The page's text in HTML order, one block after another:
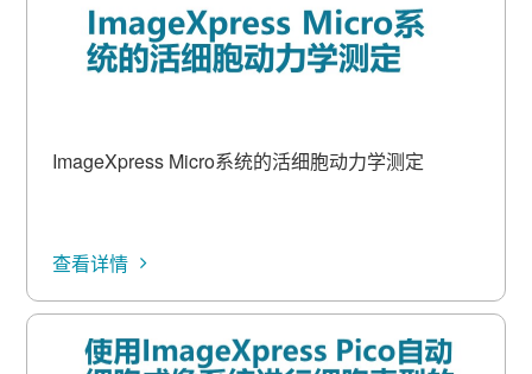
ImageXpress Micro系统的活细胞动力学测定
查看详情